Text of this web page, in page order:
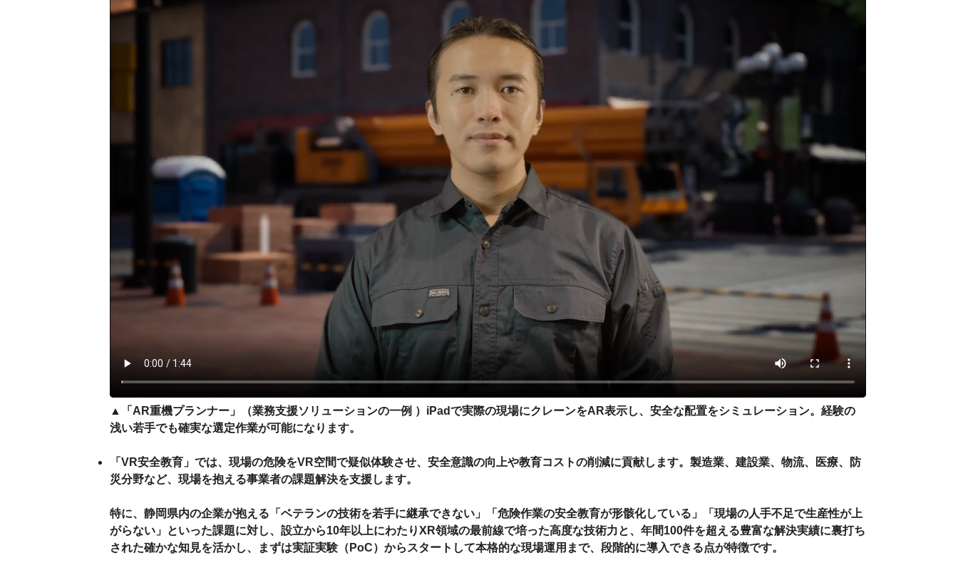
▲「AR重機プランナー」（業務支援ソリューションの一例 ）iPadで実際の現場にクレーンをAR表示し、安全な配置をシミュレーション。経験の
浅い若手でも確実な選定作業が可能になります。
「VR安全教育」では、現場の危険をVR空間で疑似体験させ、安全意識の向上や教育コストの削減に貢献します。製造業、建設業、物流、医療、防
災分野など、現場を抱える事業者の課題解決を支援します。
特に、静岡県内の企業が抱える「ベテランの技術を若手に継承できない」「危険作業の安全教育が形骸化している」「現場の人手不足で生産性が上
がらない」といった課題に対し、設立から10年以上にわたりXR領域の最前線で培った高度な技術力と、年間100件を超える豊富な解決実績に裏打ち
された確かな知見を活かし、まずは実証実験（PoC）からスタートして本格的な現場運用まで、段階的に導入できる点が特徴です。